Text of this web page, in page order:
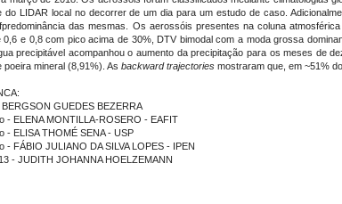
do LIDAR local no decorrer de um dia para um estudo de caso.
das mesmas. Os aerossóis presentes na coluna
e 0,8 com pico acima de 30%, DTV bimodal com a moda grossa
precipitável acompanhou o aumento da precipitação para os meses de
poeira mineral (8,91%). As backward trajectories mostraram que, em ~51%
GUEDES BEZERRA
- ELENA MONTILLA-ROSERO - EAFIT
- ELISA THOMÉ SENA - USP
- FÁBIO JULIANO DA SILVA LOPES - IPEN
- JUDITH JOHANNA HOELZEMANN